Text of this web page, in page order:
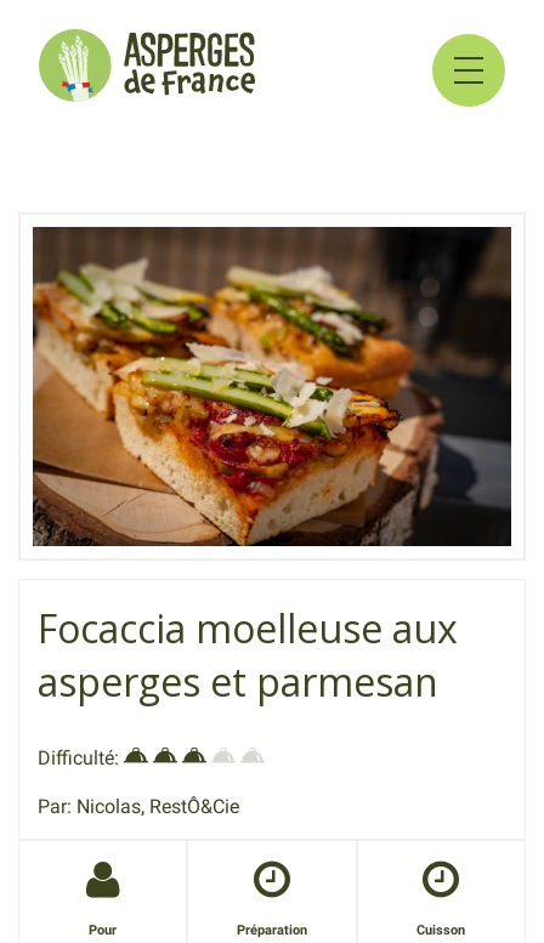
Focaccia moelleuse aux
asperges et parmesan
Difficulté:
Par: Nicolas, RestÔ&Cie
Pour
Préparation
Cuisson